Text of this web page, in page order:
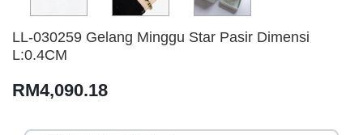
LL-030259 Gelang Minggu Star Pasir Dimensi
L:0.4CM
RM4,090.18